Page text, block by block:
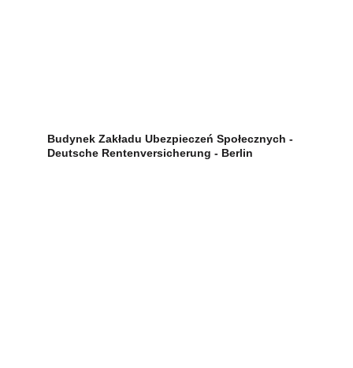
Budynek Zakładu Ubezpieczeń Społecznych -
Deutsche Rentenversicherung - Berlin